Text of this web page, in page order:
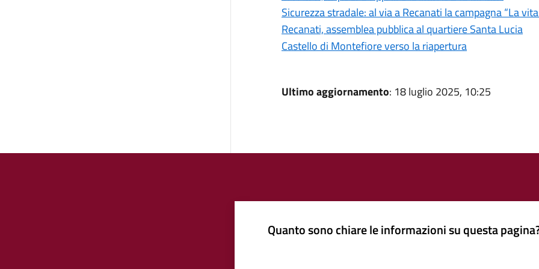
Sicurezza stradale: al via a Recanati la campagna “La
Recanati, assemblea pubblica al quartiere Santa Lucia
Castello di Montefiore verso la riapertura
Ultimo aggiornamento: 18 luglio 2025, 10:25
Quanto sono chiare le informazioni su questa